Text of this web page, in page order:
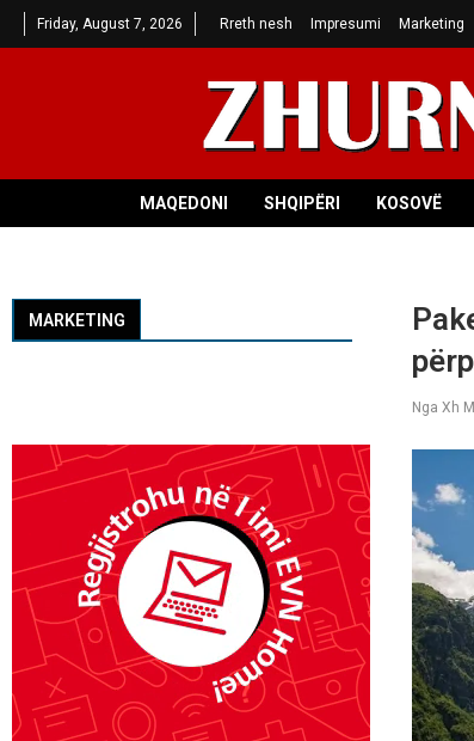
Friday, August 7, 2026 Rreth nesh Impresumi Marketing
MAQEDONI SHQIPËRI KOSOVË
Nga Xh M
MARKETING